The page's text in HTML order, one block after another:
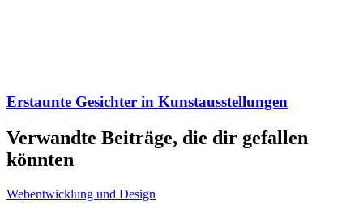
Erstaunte Gesichter in Kunstausstellungen
Verwandte Beiträge, die dir gefallen
könnten
Webentwicklung und Design